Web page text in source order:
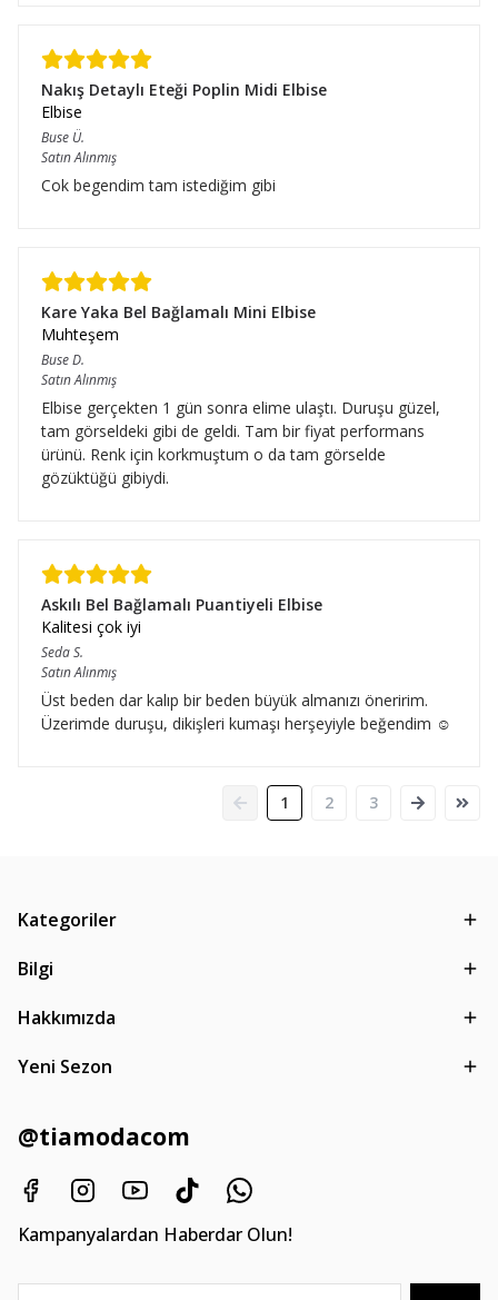
Nakış Detaylı Eteği Poplin Midi Elbise
Elbise
Buse Ü.
Satın Alınmış
Cok begendim tam istediğim gibi
Kare Yaka Bel Bağlamalı Mini Elbise
Muhteşem
BuseD.
Satın Alınmış
Elbise gerçekten 1 gün sonra elime ulaştı. Duruşu güzel,
tam görseldeki gibi de geldi. Tam bir fiyat performans
ürünü. Renk için korkmuştum o da tam görselde
gözüktüğü gibiydi.
Askılı Bel Bağlamalı Puantiyeli Elbise
Kalitesi çok iyi
SedaS.
Satın Alınmış
Üst beden dar kalıp bir beden büyük almanızı öneririm.
Üzerimde duruşu, dikişleri kumaşı herşeyiyle beğendim ☺️
1 2 3
Kategoriler
Bilgi
Hakkımızda
Yeni Sezon
@tiamodacom
Kampanyalardan Haberdar Olun!